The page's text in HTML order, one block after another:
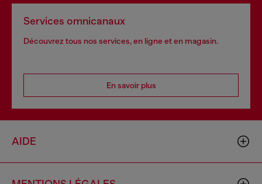
Services omnicanaux
Découvrez tous nos services, en ligne et en magasin.
En savoir plus
AIDE